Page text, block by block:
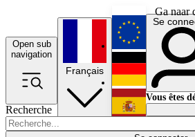
Ga naar
Open sub
navigation
Recherche
Français
English
Deutsch
Español
Se
Vous êtes